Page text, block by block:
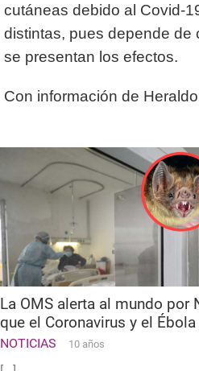
cutáneas debido al Covid-
distintas, pues depende de
se presentan los efectos.
Con información de
La OMS alerta al mundo por
que el Coronavirus y el Ébola
NOTICIAS 10 años